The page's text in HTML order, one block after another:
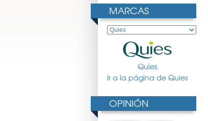
MARCAS
Quies
Ir a la página de Quies
OPINIÓN